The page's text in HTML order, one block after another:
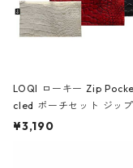
LOQI ローキー Zip
cled ポーチセット ジップ
ファスナーポーチ 撥水加
¥3,190